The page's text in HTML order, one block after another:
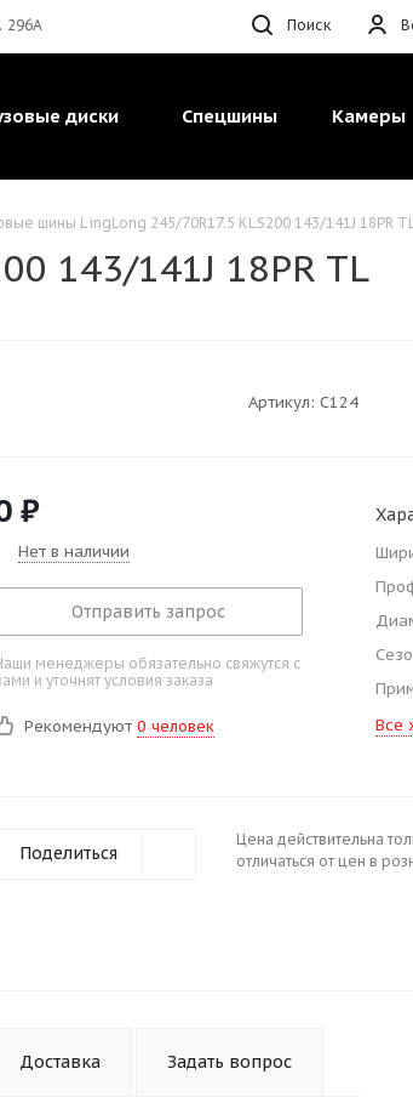
296А Поиск
диски Спецшины Камеры
шины LingLong 245/70R17.5 KLS200 143/141J 18PR
143/141J 18PR TL
Артикул: C124
₽
Нет в наличии
Отправить запрос
менеджеры обязательно свяжутся с
и уточнят условия заказа
Рекомендуют 0 человек
Все
Поделиться
Цена действительна
отличаться от цен в
Доставка Задать вопрос